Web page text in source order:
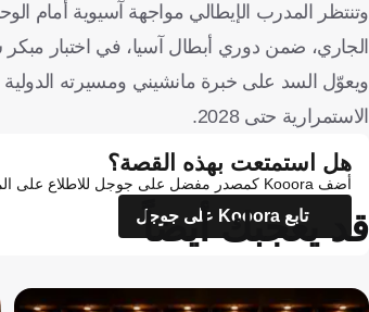
الجاري، ضمن دوري أبطال آسيا، في اختبار مبكر
ويعوّل السد على خبرة مانشيني ومسيرته الدولية
الاستمرارية حتى 2028.
هل استمتعت بهذه القصة؟
أضف Kooora كمصدر مفضل على جوجل للاطلاع على المزيد من تقاريرنا
تابع Kooora على جوجل
قد يعجبك أيضاً